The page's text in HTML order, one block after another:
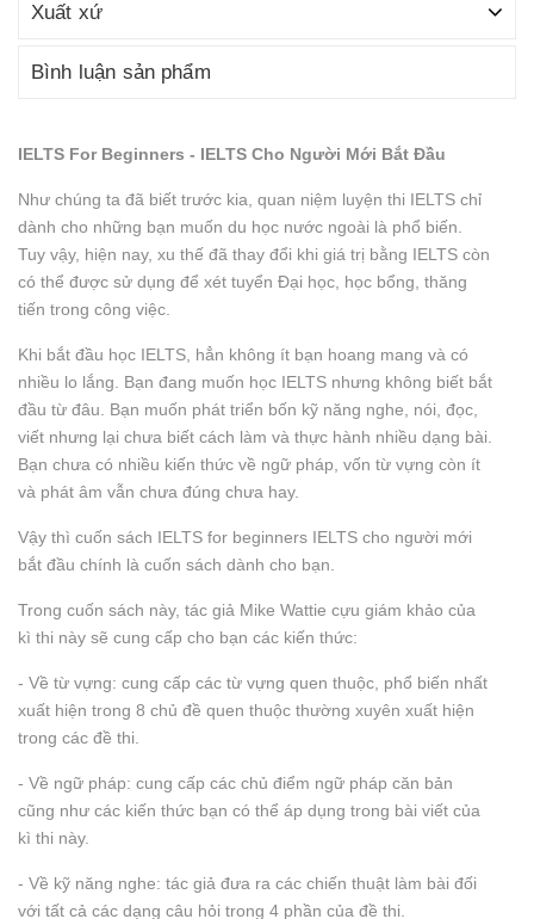
Xuất xứ
Bình luận sản phẩm
IELTS For Beginners - IELTS Cho Người Mới Bắt Đầu
Như chúng ta đã biết trước kia, quan niệm luyện thi IELTS chỉ
dành cho những bạn muốn du học nước ngoài là phổ biến.
Tuy vậy, hiện nay, xu thế đã thay đổi khi giá trị bằng IELTS còn
có thể được sử dụng để xét tuyển Đại học, học bổng, thăng
tiến trong công việc.
Khi bắt đầu học IELTS, hẳn không ít bạn hoang mang và có
nhiều lo lắng. Bạn đang muốn học IELTS nhưng không biết bắt
đầu từ đâu. Bạn muốn phát triển bốn kỹ năng nghe, nói, đọc,
viết nhưng lại chưa biết cách làm và thực hành nhiều dạng bài.
Bạn chưa có nhiều kiến thức về ngữ pháp, vốn từ vựng còn ít
và phát âm vẫn chưa đúng chưa hay.
Vậy thì cuốn sách IELTS for beginners IELTS cho người mới
bắt đầu chính là cuốn sách dành cho bạn.
Trong cuốn sách này, tác giả Mike Wattie cựu giám khảo của
kì thi này sẽ cung cấp cho bạn các kiến thức:
- Về từ vựng: cung cấp các từ vựng quen thuộc, phổ biến nhất
xuất hiện trong 8 chủ đề quen thuộc thường xuyên xuất hiện
trong các đề thi.
- Về ngữ pháp: cung cấp các chủ điểm ngữ pháp căn bản
cũng như các kiến thức bạn có thể áp dụng trong bài viết của
kì thi này.
- Về kỹ năng nghe: tác giả đưa ra các chiến thuật làm bài đối
với tất cả các dạng câu hỏi trong 4 phần của đề thi.